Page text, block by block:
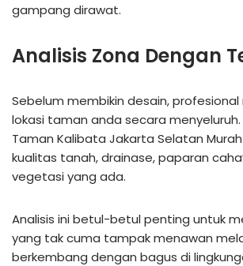
gampang dirawat.
Analisis Zona Dengan
Sebelum membikin desain,
lokasi taman anda secara menyeluruh.
Taman Kalibata Jakarta Selatan Murah
kualitas tanah, drainase, paparan
vegetasi yang ada.
Analisis ini betul-betul penting untuk
yang tak cuma tampak menawan
berkembang dengan bagus di